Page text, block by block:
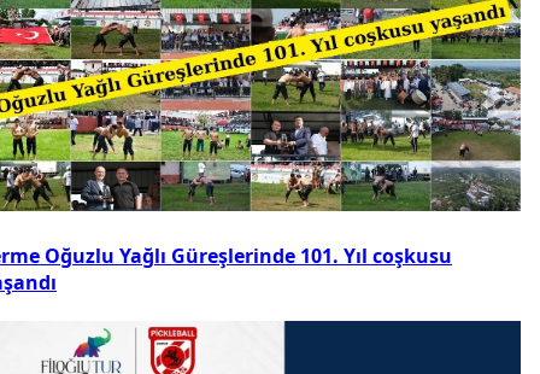
Oğuzlu Yağlı Güreşlerinde 101. Yıl coşkusu